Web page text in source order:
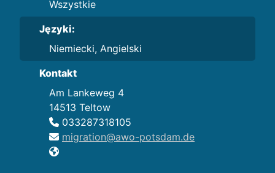
Wszystkie
Języki:
Niemiecki, Angielski
Kontakt
Am Lankeweg 4
14513 Teltow
033287318105
migration@awo-potsdam.de